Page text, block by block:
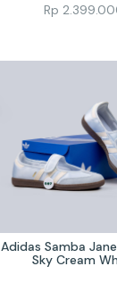
Rp
Adidas Samba
Sky Cream